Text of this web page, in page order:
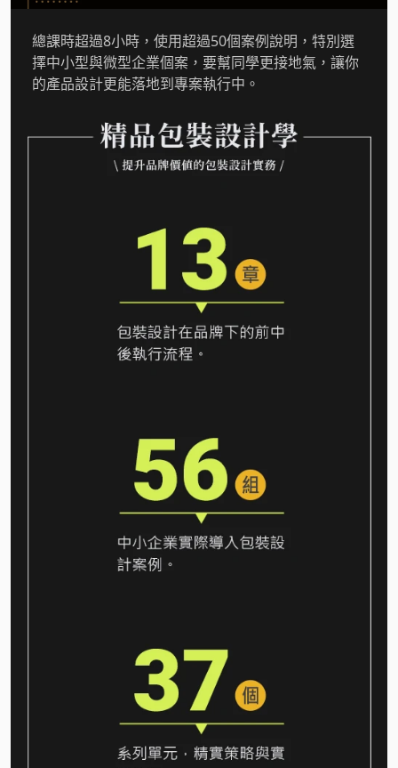
總課時超過8小時，使用超過50個案例說明，特別選
擇中小型與微型企業個案，要幫同學更接地氣，讓你
的產品設計更能落地到專案執行中。